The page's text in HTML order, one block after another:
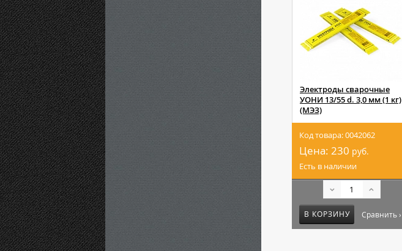
Электроды сварочные
УОНИ 13/55 d. 3,0 мм (1 кг)
(МЭЗ)
Код товара: 0042062
Цена: 230 руб.
Есть в наличии
В КОРЗИНУ Сравнить ›